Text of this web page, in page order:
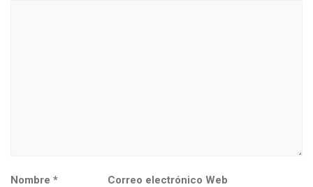
Nombre *
Correo electrónico Web